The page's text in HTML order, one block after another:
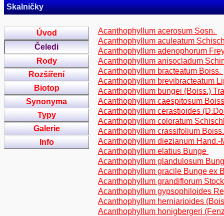
Skalničky
Úvod
Čeledi
Rody
Rozšíření
Biotop
Synonyma
Typy
Galerie
Info
Acanthophyllum acerosum Sosn.
Acanthophyllum aculeatum
Acanthophyllum adenophorum
Acanthophyllum anisocladum
Acanthophyllum bracteatum Boiss.
Acanthophyllum brevibracteatum
Acanthophyllum bungei (Boiss.)
Acanthophyllum caespitosum
Acanthophyllum cerastioides
Acanthophyllum coloratum
Acanthophyllum crassifolium
Acanthophyllum diezianum Hand.-
Acanthophyllum elatius Bunge
Acanthophyllum glandulosum
Acanthophyllum gracile Bunge ex
Acanthophyllum grandiflorum
Acanthophyllum gypsophiloides
Acanthophyllum herniarioides
Acanthophyllum honigbergeri